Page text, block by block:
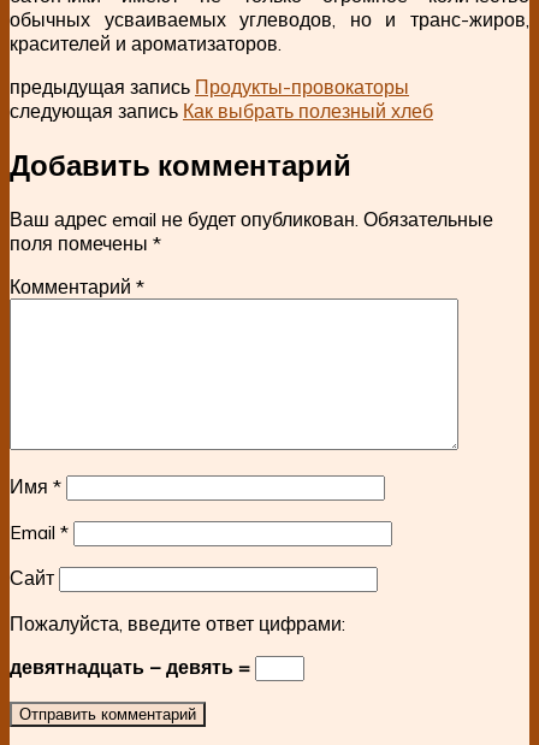
обычных усваиваемых углеводов, но и транс-жиров,
красителей и ароматизаторов.
предыдущая запись Продукты-провокаторы
следующая запись Как выбрать полезный хлеб
Добавить комментарий
Ваш адрес email не будет опубликован. Обязательные
поля помечены *
Комментарий *
Имя *
Email *
Сайт
Пожалуйста, введите ответ цифрами:
девятнадцать − девять =